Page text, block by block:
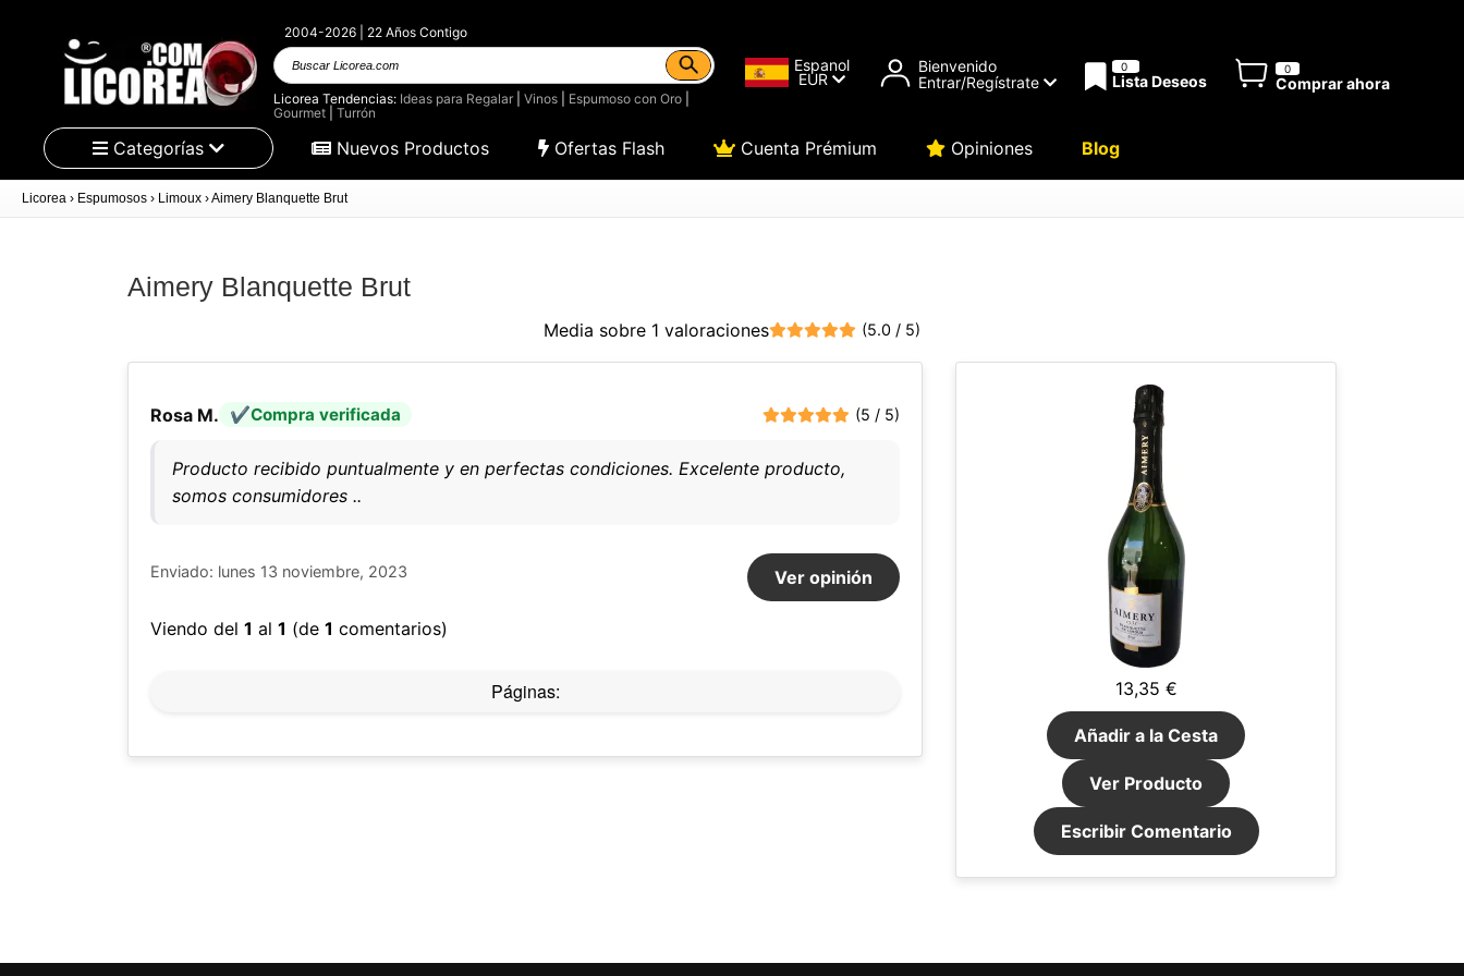
2004-2026 | 22 Años Contigo
Buscar
Licorea.com
Licorea Tendencias: Ideas para Regalar| Vinos| Espumoso con Oro|
Gourmet| Turrón
Espanol
EUR
Bienvenido
Entrar/Regístrate
0
Lista Deseos
0
Comprar ahora
Categorías Nuevos Productos Ofertas Flash Cuenta Prémium Opiniones Blog
Licorea › Espumosos › Limoux ›Aimery Blanquette Brut
Aimery Blanquette Brut
Media sobre 1 valoraciones (5.0 / 5)
Rosa M. Compra verificada (5 / 5)
Producto recibido puntualmente y en perfectas condiciones. Excelente producto,
somos consumidores ..
Enviado: lunes 13 noviembre, 2023 Ver opinión
Viendo del 1 al 1 (de 1 comentarios)
Páginas: 13,35 €
Añadir a la Cesta
Ver Producto
Escribir Comentario